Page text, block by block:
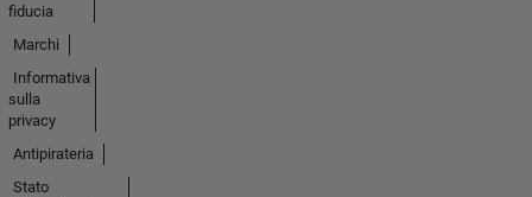
fiducia
Marchi
Informativa
sulla
privacy
Antipirateria
Stato